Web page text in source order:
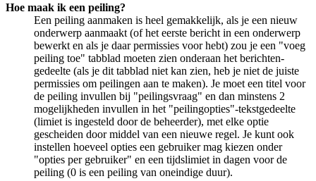
Hoe maak ik een peiling?
Een peiling aanmaken is heel gemakkelijk, als je een nieuw
onderwerp aanmaakt (of het eerste bericht in een onderwerp
bewerkt en als je daar permissies voor hebt) zou je een "voeg
peiling toe" tabblad moeten zien onderaan het berichten-
gedeelte (als je dit tabblad niet kan zien, heb je niet de juiste
permissies om peilingen aan te maken). Je moet een titel voor
de peiling invullen bij "peilingsvraag" en dan minstens 2
mogelijkheden invullen in het "peilingopties"-tekstgedeelte
(limiet is ingesteld door de beheerder), met elke optie
gescheiden door middel van een nieuwe regel. Je kunt ook
instellen hoeveel opties een gebruiker mag kiezen onder
"opties per gebruiker" en een tijdslimiet in dagen voor de
peiling (0 is een peiling van oneindige duur).